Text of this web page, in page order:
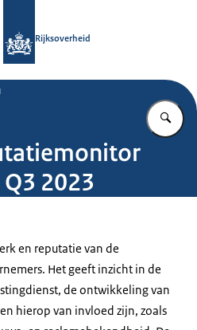
Rijksoverheid
2023
en reputatie van de
Het geeft inzicht in de
de ontwikkeling van
hierop van invloed zijn, zoals